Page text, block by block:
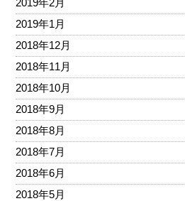
2019年1月
2018年12月
2018年11月
2018年10月
2018年9月
2018年8月
2018年7月
2018年6月
2018年5月